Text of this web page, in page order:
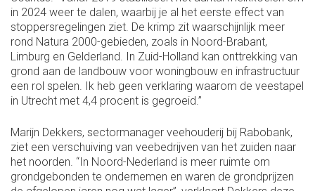
in 2024 weer te dalen, waarbij je al het eerste effect van
stoppersregelingen ziet. De krimp zit waarschijnlijk meer
rond Natura 2000-gebieden, zoals in Noord-Brabant,
Limburg en Gelderland. In Zuid-Holland kan onttrekking van
grond aan de landbouw voor woningbouw en infrastructuur
een rol spelen. Ik heb geen verklaring waarom de veestapel
in Utrecht met 4,4 procent is gegroeid.”
Marijn Dekkers, sectormanager veehouderij bij Rabobank,
ziet een verschuiving van veebedrijven van het zuiden naar
het noorden. “In Noord-Nederland is meer ruimte om
grondgebonden te ondernemen en waren de grondprijzen